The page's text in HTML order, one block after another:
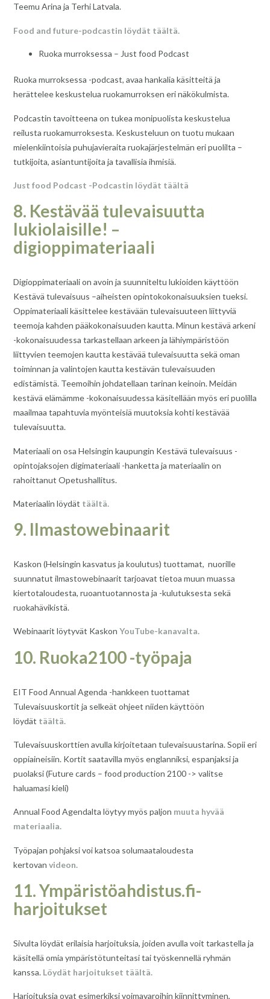
Teemu Arina ja Terhi Latvala.
Food and future-podcastin löydät täältä.
Ruoka murroksessa – Just food Podcast
Ruoka murroksessa -podcast, avaa hankalia käsitteitä ja
herättelee keskustelua ruokamurroksen eri näkökulmista.
Podcastin tavoitteena on tukea monipuolista keskustelua
reilusta ruokamurroksesta. Keskusteluun on tuotu mukaan
mielenkiintoisia puhujavieraita ruokajärjestelmän eri puolilta –
tutkijoita, asiantuntijoita ja tavallisia ihmisiä.
Just food Podcast -Podcastin löydät täältä
8. Kestävää tulevaisuutta
lukiolaisille! –
digioppimateriaali
Digioppimateriaali on avoin ja suunniteltu lukioiden käyttöön
Kestävä tulevaisuus –aiheisten opintokokonaisuuksien tueksi.
Oppimateriaali käsittelee kestävään tulevaisuuteen liittyviä
teemoja kahden pääkokonaisuuden kautta. Minun kestävä arkeni
-kokonaisuudessa tarkastellaan arkeen ja lähiympäristöön
liittyvien teemojen kautta kestävää tulevaisuutta sekä oman
toiminnan ja valintojen kautta kestävän tulevaisuuden
edistämistä. Teemoihin johdatellaan tarinan keinoin. Meidän
kestävä elämämme -kokonaisuudessa käsitellään myös eri puolilla
maailmaa tapahtuvia myönteisiä muutoksia kohti kestävää
tulevaisuutta.
Materiaali on osa Helsingin kaupungin Kestävä tulevaisuus -
opintojaksojen digimateriaali -hanketta ja materiaalin on
rahoittanut Opetushallitus.
Materiaalin löydät täältä.
9. Ilmastowebinaarit
Kaskon (Helsingin kasvatus ja koulutus) tuottamat, nuorille
suunnatut ilmastowebinaarit tarjoavat tietoa muun muassa
kiertotaloudesta, ruoantuotannosta ja -kulutuksesta sekä
ruokahävikistä.
Webinaarit löytyvät Kaskon YouTube-kanavalta.
10. Ruoka2100 -työpaja
EIT Food Annual Agenda -hankkeen tuottamat
Tulevaisuuskortit ja selkeät ohjeet niiden käyttöön
löydät täältä.
Tulevaisuuskorttien avulla kirjoitetaan tulevaisuustarina. Sopii eri
oppiaineisiin. Kortit saatavilla myös englanniksi, espanjaksi ja
puolaksi (Future cards – food production 2100 -> valitse
haluamasi kieli)
Annual Food Agendalta löytyy myös paljon muuta hyvää
materiaalia.
Työpajan pohjaksi voi katsoa solumaataloudesta
kertovan videon.
11. Ympäristöahdistus.fi-
harjoitukset
Sivulta löydät erilaisia harjoituksia, joiden avulla voit tarkastella ja
käsitellä omia ympäristötunteitasi tai työskennellä ryhmän
kanssa. Löydät harjoitukset täältä.
Harjoituksia ovat esimerkiksi voimavaroihin kiinnittyminen,